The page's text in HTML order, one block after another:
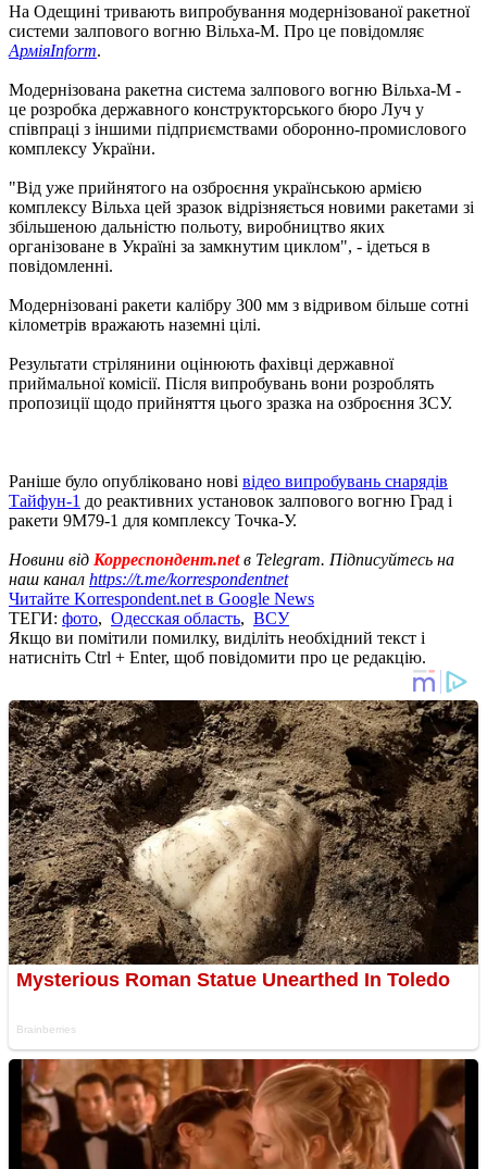
На Одещині тривають випробування модернізованої ракетної
системи залпового вогню Вільха-М. Про це повідомляє
АрміяInform.
Модернізована ракетна система залпового вогню Вільха-М -
це розробка державного конструкторського бюро Луч у
співпраці з іншими підприємствами оборонно-промислового
комплексу України.
"Від уже прийнятого на озброєння українською армією
комплексу Вільха цей зразок відрізняється новими ракетами зі
збільшеною дальністю польоту, виробництво яких
організоване в Україні за замкнутим циклом", - ідеться в
повідомленні.
Модернізовані ракети калібру 300 мм з відривом більше сотні
кілометрів вражають наземні цілі.
Результати стрілянини оцінюють фахівці державної
приймальної комісії. Після випробувань вони розроблять
пропозиції щодо прийняття цього зразка на озброєння ЗСУ.
Раніше було опубліковано нові відео випробувань снарядів
Тайфун-1 до реактивних установок залпового вогню Град і
ракети 9М79-1 для комплексу Точка-У.
Новини від Корреспондент.netв Telegram. Підписуйтесь на
наш канал https://t.me/korrespondentnet
Читайте Korrespondent.net в Google News
ТЕГИ: фото, Одесская область, ВСУ
Якщо ви помітили помилку, виділіть необхідний текст і
натисніть Ctrl + Enter, щоб повідомити про це редакцію.